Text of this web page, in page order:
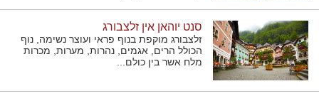
סנט יוהאן אין זלצבורג
זלצבורג מוקפת בנוף פראי ועוצר נשימה, נוף
הכולל הרים, אגמים, נהרות, מערות, מכרות
מלח אשר בין כולם...